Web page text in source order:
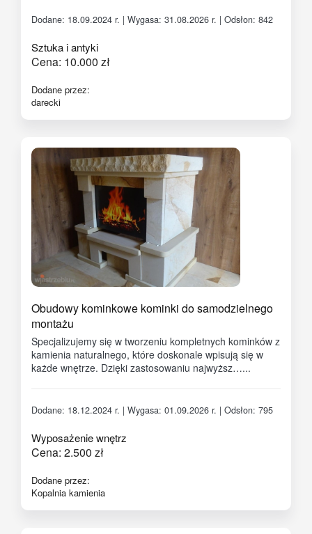
Dodane: 18.09.2024 r. | Wygasa: 31.08.2026 r. | Odsłon: 842
Sztuka i antyki
Cena: 10.000 zł
Dodane przez:
darecki
Obudowy kominkowe kominki do samodzielnego
montażu
Specjalizujemy się w tworzeniu kompletnych kominków z
kamienia naturalnego, które doskonale wpisują się w
każde wnętrze. Dzięki zastosowaniu najwyższ…...
Dodane: 18.12.2024 r. | Wygasa: 01.09.2026 r. | Odsłon: 795
Wyposażenie wnętrz
Cena: 2.500 zł
Dodane przez:
Kopalnia kamienia